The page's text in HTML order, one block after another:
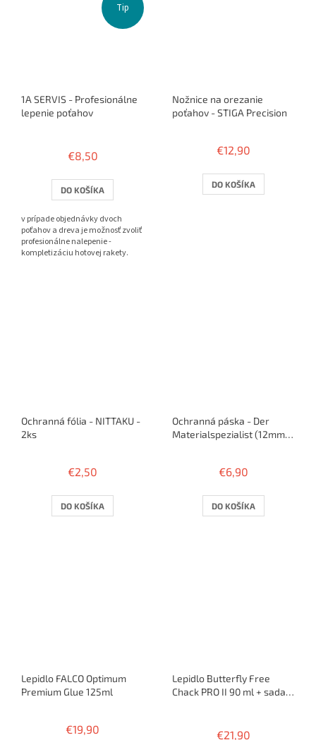
Tip
1A SERVIS - Profesionálne
lepenie poťahov
produktu
3,8
z
hviezdičiek.
€8,50
DO KOŠÍKA
v prípade objednávky dvoch
poťahov a dreva je možnosť zvoliť
profesionálne nalepenie -
kompletizáciu hotovej rakety.
Nožnice na orezanie
poťahov - STIGA Precision
€12,90
DO KOŠÍKA
Ochranná fólia - NITTAKU -
2ks
€2,50
DO KOŠÍKA
Ochranná páska - Der
Materialspezialist (12mm) -
€6,90
DO KOŠÍKA
Lepidlo FALCO Optimum
Premium Glue 125ml
€19,90
Lepidlo Butterfly Free
Chack PRO II 90 ml + sada
produktu
€21,90